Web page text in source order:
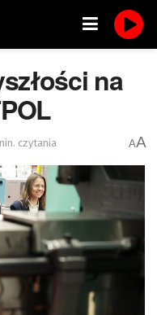
na
czytania AA